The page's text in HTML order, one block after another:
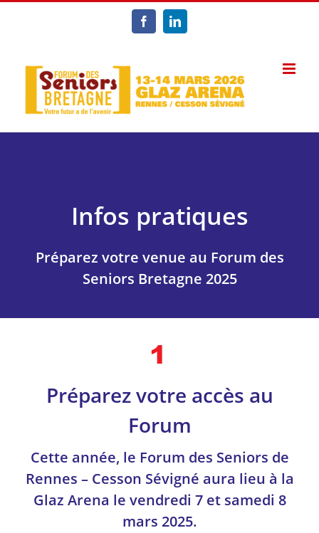
Passer
FacebookLinkedIn
Infos pratiques
Préparez votre venue au Forum des
Seniors Bretagne 2025
Préparez votre accès au
Forum
Cette année, le Forum des Seniors de
Rennes – Cesson Sévigné aura lieu à la
Glaz Arena le vendredi 7 et samedi 8
mars 2025.